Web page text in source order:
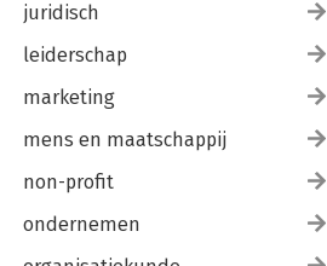
juridisch
leiderschap
marketing
mens en maatschappij
non-profit
ondernemen